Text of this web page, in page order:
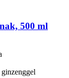
500 ml